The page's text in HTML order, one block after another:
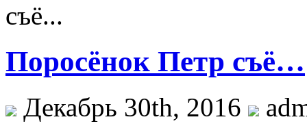
Поросёнок Петр cъё…
Декабрь 30th, 2016